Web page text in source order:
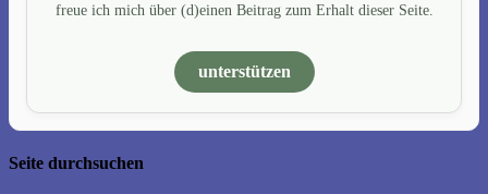
freue ich mich über (d)einen Beitrag zum Erhalt dieser Seite.
unterstützen
Seite durchsuchen